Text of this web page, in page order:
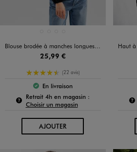
Blouse brodée à manches longues femme
25,99 €
4.5/5 de moyenne
(22 avis)
Le produit est disponible :
En livraison
Retrait 4h en magasin :Pour connaître la
Choisir un magasin
AJOUTERAU PANIER
Haut à